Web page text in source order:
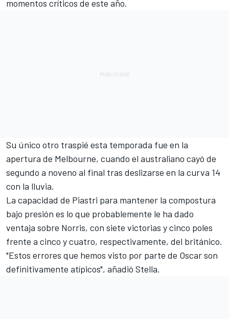
momentos críticos de este año.
Su único otro traspié esta temporada fue en la
apertura de Melbourne, cuando el australiano cayó de
segundo a noveno al final tras deslizarse en la curva 14
con la lluvia.
La capacidad de Piastri para mantener la compostura
bajo presión es lo que probablemente le ha dado
ventaja sobre Norris, con siete victorias y cinco poles
frente a cinco y cuatro, respectivamente, del británico.
"Estos errores que hemos visto por parte de Oscar son
definitivamente atípicos", añadió Stella.